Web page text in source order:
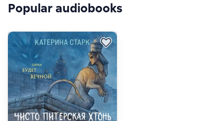
Popular audiobooks